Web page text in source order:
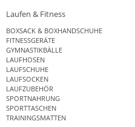
Laufen & Fitness
BOXSACK & BOXHANDSCHUHE
FITNESSGERÄTE
GYMNASTIKBÄLLE
LAUFHOSEN
LAUFSCHUHE
LAUFSOCKEN
LAUFZUBEHÖR
SPORTNAHRUNG
SPORTTASCHEN
TRAININGSMATTEN